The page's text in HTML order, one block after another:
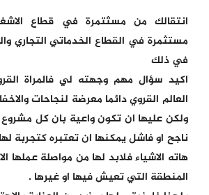
انتقالك من مسثتمرة في قطاع
مستثمرة في القطاع الخدماتي التجاري
في ذلك
اكيد سؤال مهم وجهته لي فالمراة
العالم القروي دائما معرضة لنجاحات
ولكن عليها ان تكون واعية بان كل
ناجح او فاشل يمكنها ان تعتبره كتجربة
هاته الاشياء فلابد لها من مواصلة عملها
المنطقة التي تعيش فيها او غيرها .